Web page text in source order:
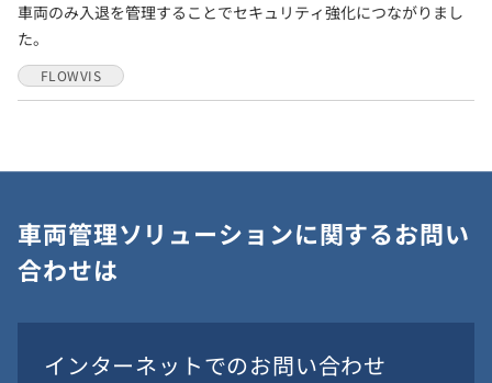
車両のみ入退を管理することでセキュリティ強化につながりまし
た。
FLOWVIS
車両管理ソリューションに関するお問い
合わせは
インターネットでのお問い合わせ